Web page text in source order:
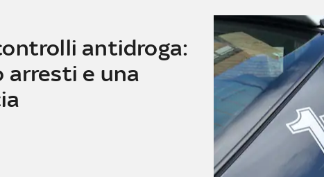
antidroga:
e una